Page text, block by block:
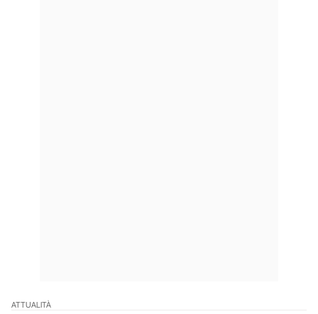
ATTUALITÀ